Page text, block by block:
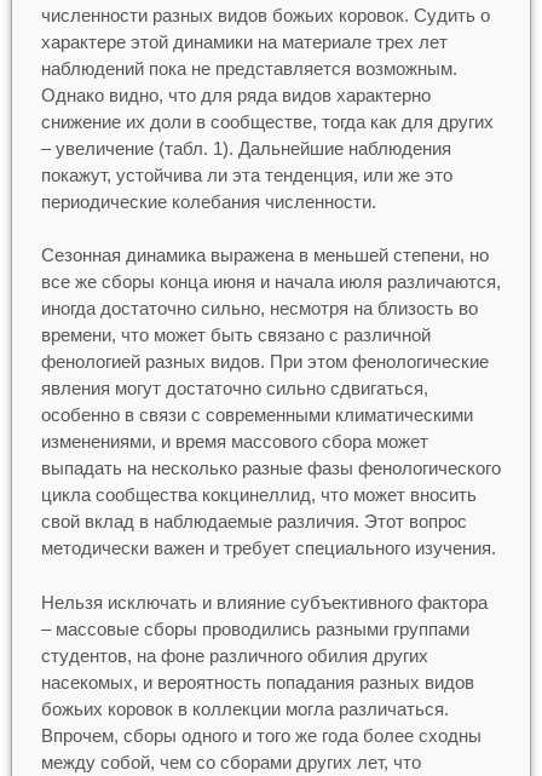
численности разных видов божьих коровок. Судить о
характере этой динамики на материале трех лет
наблюдений пока не представляется возможным.
Однако видно, что для ряда видов характерно
снижение их доли в сообществе, тогда как для других
– увеличение (табл. 1). Дальнейшие наблюдения
покажут, устойчива ли эта тенденция, или же это
периодические колебания численности.
Сезонная динамика выражена в меньшей степени, но
все же сборы конца июня и начала июля различаются,
иногда достаточно сильно, несмотря на близость во
времени, что может быть связано с различной
фенологией разных видов. При этом фенологические
явления могут достаточно сильно сдвигаться,
особенно в связи с современными климатическими
изменениями, и время массового сбора может
выпадать на несколько разные фазы фенологического
цикла сообщества кокцинеллид, что может вносить
свой вклад в наблюдаемые различия. Этот вопрос
методически важен и требует специального изучения.
Нельзя исключать и влияние субъективного фактора
– массовые сборы проводились разными группами
студентов, на фоне различного обилия других
насекомых, и вероятность попадания разных видов
божьих коровок в коллекции могла различаться.
Впрочем, сборы одного и того же года более сходны
между собой, чем со сборами других лет, что